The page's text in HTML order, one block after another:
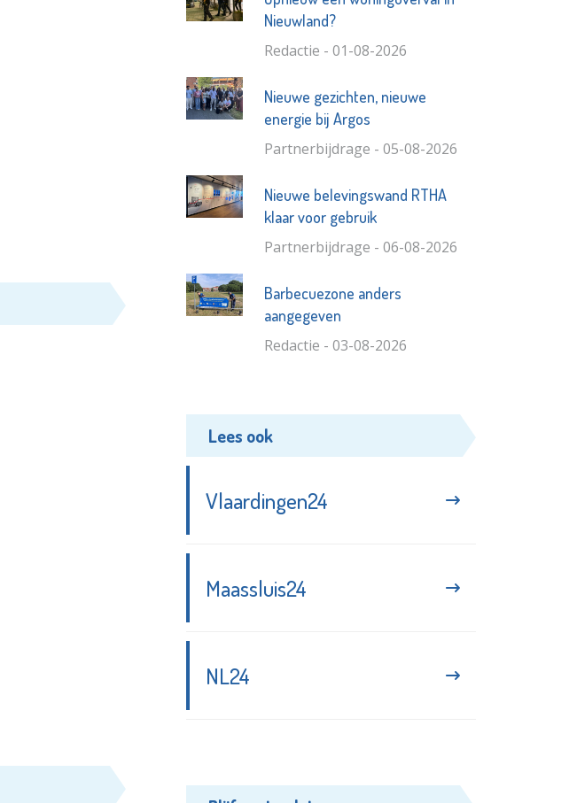
Nieuwland?
Redactie - 01-08-2026
Nieuwe gezichten, nieuwe
energie bij Argos
Partnerbijdrage - 05-08-2026
Nieuwe belevingswand RTHA
klaar voor gebruik
Partnerbijdrage - 06-08-2026
Barbecuezone anders
aangegeven
Redactie - 03-08-2026
Lees ook
Vlaardingen24
Maassluis24
NL24